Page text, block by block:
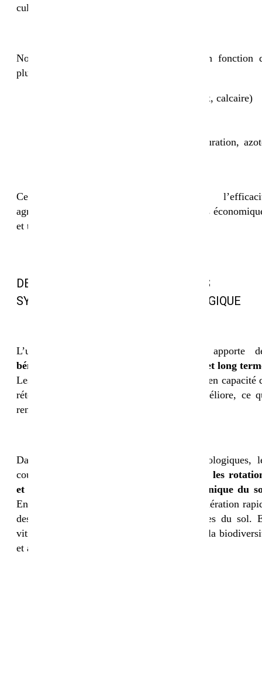
culturales et ses objectifs agronomiques.
Nos couverts végétaux bio sont conçus en fonction
plusieurs critères :
type de sol (argileux, limoneux, sableux, calcaire)
objectif agronomique principal (structuration,
Cette approche permet d’optimiser
agronomique tout en intégrant les contraintes
et techniques des exploitations.
DES BÉNÉFICES DIRECTS POUR LES
SYSTÈMES EN AGRICULTURE BIOLOGIQUE
L’utilisation de couverts végétaux bio apporte
bénéfices concrets et mesurables à moyen et long
Les sols gagnent en fertilité, en résilience et en capacité
rétention d’eau. La matière organique s’améliore, ce
renforce la productivité globale des parcelles.
Dans les systèmes de grandes cultures biologiques,
couverts permettent également de
sécuriser les
et de réduire les besoins en travail mécanique du
En maraîchage bio, ils contribuent à la régénération
des planches et à la limitation des maladies du sol.
viticulture et en arboriculture, ils favorisent la
et améliorent la portance des sols.